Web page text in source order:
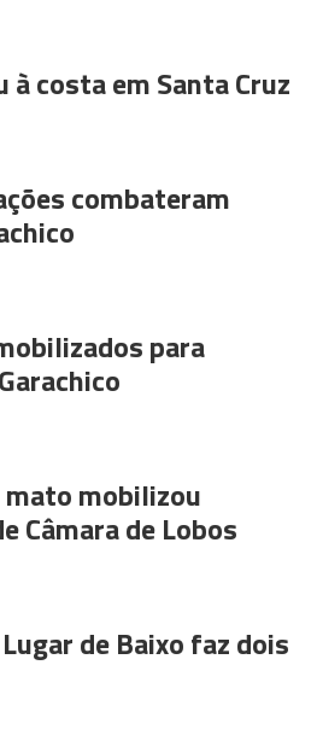
à costa em Santa Cruz
combateram
para
mato mobilizou
Câmara de Lobos
de Baixo faz dois